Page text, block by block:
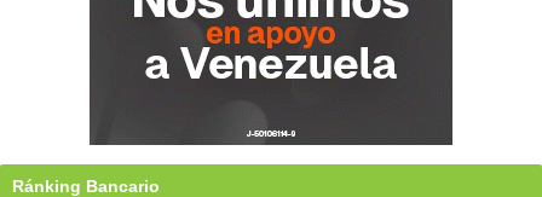
Ránking Bancario